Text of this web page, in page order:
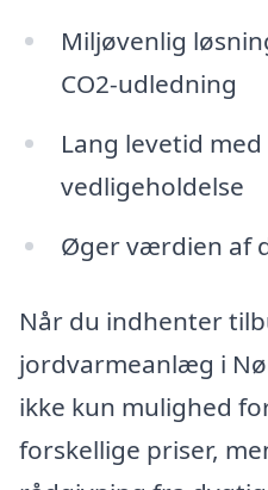
Miljøvenlig
CO2-udledning
Lang levetid
vedligeholdelse
Øger værdien af
Når du indhenter
jordvarmeanlæg i
ikke kun mulighed
forskellige priser,